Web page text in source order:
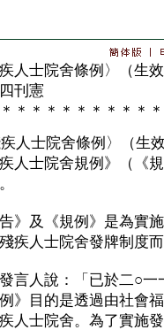
人士院舍條例〉（生
刊憲
＊＊＊＊＊＊＊＊＊
士院舍條例〉（生
人士院舍規例》（《
及《規例》是為實施
疾人士院舍發牌制度
人說：「已於二○一
》目的是透過由社會
人士院舍。為了實施